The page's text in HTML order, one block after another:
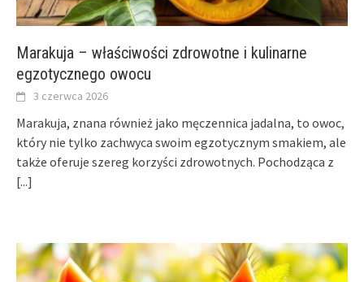
Marakuja – właściwości zdrowotne i kulinarne
egzotycznego owocu
3 czerwca 2026
Marakuja, znana również jako męczennica jadalna, to owoc,
który nie tylko zachwyca swoim egzotycznym smakiem, ale
także oferuje szereg korzyści zdrowotnych. Pochodząca z
[...]